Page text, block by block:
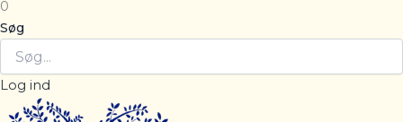
0
Søg
Log ind